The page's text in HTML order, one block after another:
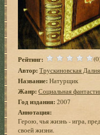
Рейтинг:
Автор: Трускиновская Далия
Название: Натурщик
Жанр: Социальная
Год издания: 2007
Аннотация:
Герою, чья жизнь - игра,
своей жизни.